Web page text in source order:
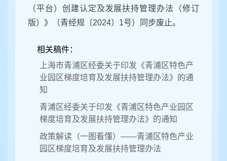
（平台）创建认定及发展扶持管理办法（修订
版）》（青经规〔2024〕1号）同步废止。
相关稿件：
上海市青浦区经委关于印发《青浦区特色产
业园区梯度培育及发展扶持管理办法》的通
知
青浦区经委关于印发《青浦区特色产业园区
梯度培育及发展扶持管理办法》的通知
政策解读（一图看懂）——青浦区特色产业
园区梯度培育及发展扶持管理办法